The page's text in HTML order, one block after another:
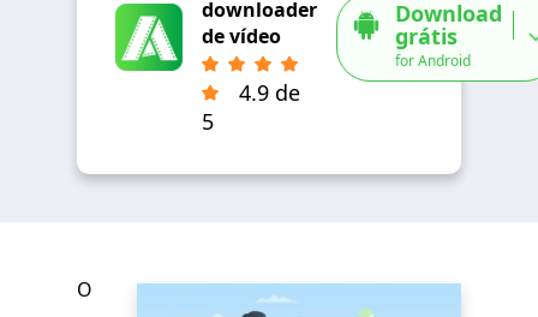
downloader
de vídeo
4.9 de
5
Download
grátis
for Android
O